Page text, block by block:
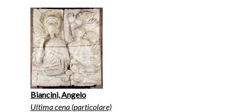
Biancini, Angelo
Ultima cena (particolare)